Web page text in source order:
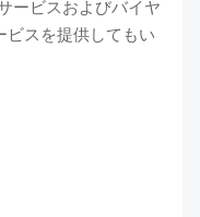
ービスおよびバイヤ
ビスを提供してもい